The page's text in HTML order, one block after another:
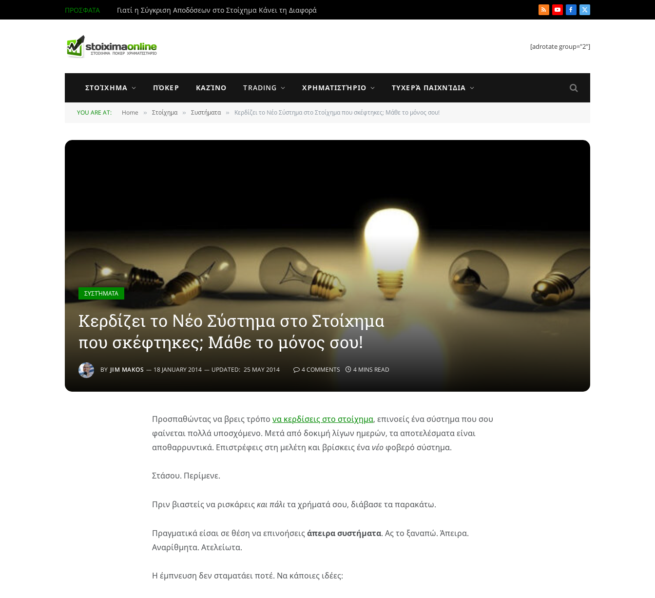
ΠΡΟΣΦΑΤΑ Γιατί η Σύγκριση Αποδόσεων στο Στοίχημα Κάνει τη Διαφορά RSSYouTube
Facebook
X
[adrotate group="2"]
ΣΤΟΊΧΗΜΑ ΠΌΚΕΡ ΚΑΖΊΝΟ TRADING ΧΡΗΜΑΤΙΣΤΉΡΙΟ ΤΥΧΕΡΆ ΠΑΙΧΝΊΔΙΑ
YOU ARE AT: Home » Στοίχημα » Συστήματα » Κερδίζει το Nέο Σύστημα στο Στοίχημα που σκέφτηκες; Μάθε το μόνος σου!
ΣΥΣΤΉΜΑΤΑ
Κερδίζει το Nέο Σύστημα στο Στοίχημα
που σκέφτηκες; Μάθε το μόνος σου!
BY JIM MAKOS 18 JANUARY 2014 UPDATED: 25 MAY 2014 4 COMMENTS 4 MINS READ
Προσπαθώντας να βρεις τρόπο να κερδίσεις στο στοίχημα, επινοείς ένα σύστημα που σου
φαίνεται πολλά υποσχόμενο. Μετά από δοκιμή λίγων ημερών, τα αποτελέσματα είναι
αποθαρρυντικά. Επιστρέφεις στη μελέτη και βρίσκεις ένανέοφοβερό σύστημα.
Στάσου. Περίμενε.
Πριν βιαστείς να ρισκάρειςκαι πάλι τα χρήματά σου, διάβασε τα παρακάτω.
Πραγματικά είσαι σε θέση να επινοήσειςάπειρα συστήματα. Ας το ξαναπώ. Άπειρα.
Αναρίθμητα. Ατελείωτα.
Η έμπνευση δεν σταματάει ποτέ. Να κάποιες ιδέες: